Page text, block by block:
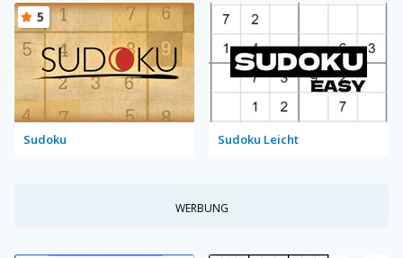
Sudoku
5
Sudoku Leicht
WERBUNG